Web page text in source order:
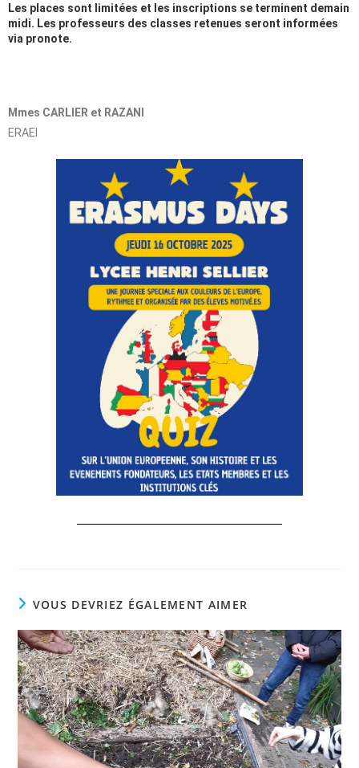
Les places sont limitées et les inscriptions se terminent demain
midi. Les professeurs des classes retenues seront informées
via pronote.
Mmes CARLIER et RAZANI
ERAEI
VOUS DEVRIEZ ÉGALEMENT AIMER